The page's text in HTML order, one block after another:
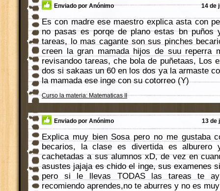
Enviado por Anónimo 14 de
Es con madre ese maestro explica asta con
no pasas es porqe de plano estas bn puños
tareas, lo mas cagante son sus pinches
creen la gran mamada hijos de suu reperra
revisandoo tareas, che bola de puñetaas, Los
dos si sakaas un 60 en los dos ya la armaste
la mamada ese inge con su cotorreo (Y)
Curso la materia: Matematicas II
Enviado por Anónimo 13 de
Explica muy bien Sosa pero no me gustaba
becarios, la clase es divertida es alburero
cachetadas a sus alumnos xD, de vez en
asustes jajaja es chido el inge, sus examenes
pero si le llevas TODAS las tareas te
recomiendo aprendes,no te aburres y no es